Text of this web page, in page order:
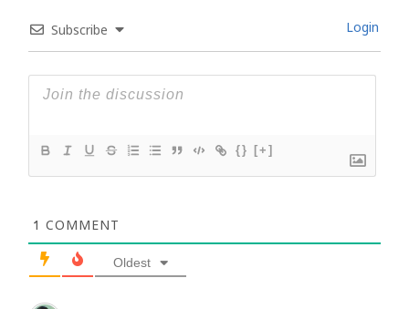
Subscribe Login
{} [+]
1 COMMENT
Oldest